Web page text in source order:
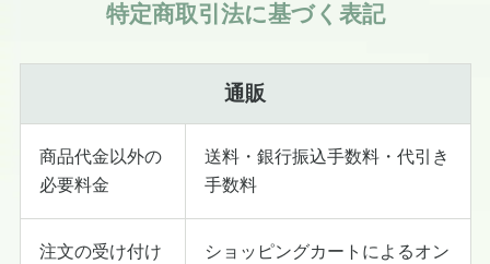
特定商取引法に基づく表記
通販
商品代金以外の
必要料金
送料・銀行振込手数料・代引き
手数料
注文の受け付け
ショッピングカートによるオン